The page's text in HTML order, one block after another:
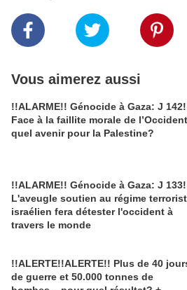
Vous aimerez aussi
!!ALARME!! Génocide à Gaza: J
Face à la faillite morale de
quel avenir pour la Palestine?
!!ALARME!! Génocide à Gaza: J
L'aveugle soutien au régime
israélien fera détester l'occident à
travers le monde
!!ALERTE!!ALERTE!! Plus de 40
de guerre et 50.000 tonnes de